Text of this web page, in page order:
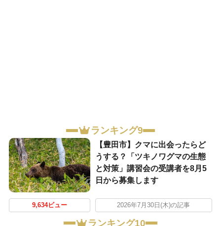
ランキング9
【豊田市】クマに出会ったらど
うする？「ツキノワグマの生態
と対策」講習会の受講者を8月5
日から募集します
9,634ビュー 2026年7月30日(木)の記事
ランキング10